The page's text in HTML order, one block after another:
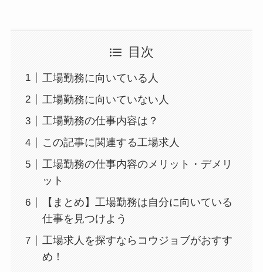
目次
工場勤務に向いている人
工場勤務に向いていない人
工場勤務の仕事内容は？
この記事に関連する工場求人
工場勤務の仕事内容のメリット・デメリ
ット
【まとめ】工場勤務は自分に向いている
仕事を見つけよう
工場求人を探すならコウジョブがおすす
め！